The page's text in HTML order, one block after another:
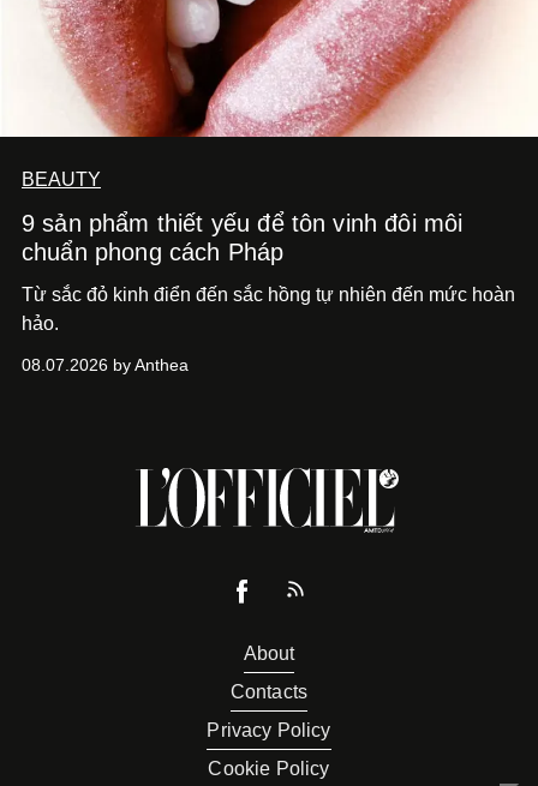
BEAUTY
9 sản phẩm thiết yếu để tôn vinh đôi môi
chuẩn phong cách Pháp
Từ sắc đỏ kinh điển đến sắc hồng tự nhiên đến mức hoàn
hảo.
08.07.2026 by Anthea
About
Contacts
Privacy Policy
Cookie Policy